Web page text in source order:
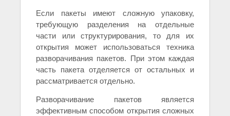
Если пакеты имеют сложную упаковку,
требующую разделения на отдельные
части или структурирования, то для их
открытия может использоваться техника
разворачивания пакетов. При этом каждая
часть пакета отделяется от остальных и
рассматривается отдельно.
Разворачивание пакетов является
эффективным способом открытия сложных